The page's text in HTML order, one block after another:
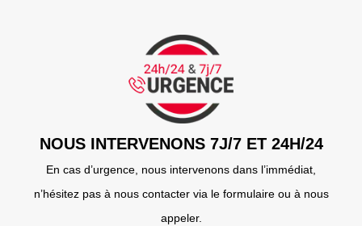
NOUS INTERVENONS 7J/7 ET 24H/24
En cas d’urgence, nous intervenons dans l’immédiat,
n’hésitez pas à nous contacter via le formulaire ou à nous
appeler.